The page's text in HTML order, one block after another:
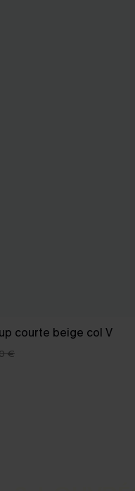
courte beige col V
€